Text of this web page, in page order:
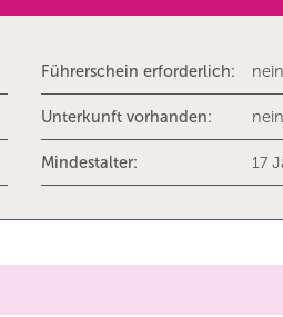
Führerschein erforderlich: nein
Unterkunft vorhanden: nein
Mindestalter: 17